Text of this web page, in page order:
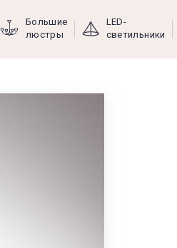
(097) 966-77-66
Большие
люстры
LED-
светильники